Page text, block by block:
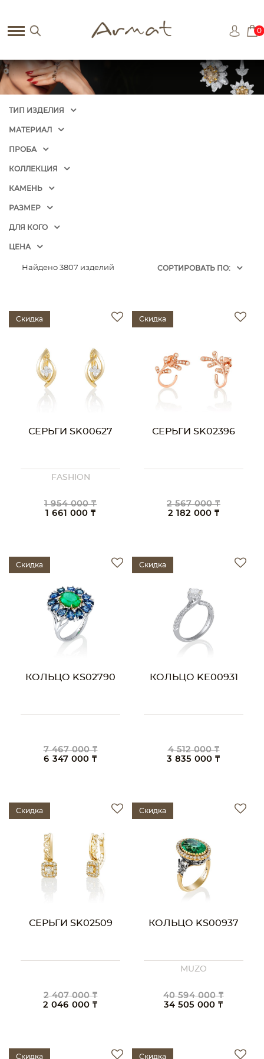
0
ТИП ИЗДЕЛИЯ
МАТЕРИАЛ
ПРОБА
КОЛЛЕКЦИЯ
КАМЕНЬ
РАЗМЕР
ДЛЯ КОГО
ЦЕНА
Найдено 3807 изделий CОРТИРОВАТЬ ПО:
Скидка
СЕРЬГИ SK00627
FASHION
1 954 000 ₸
1 661 000 ₸
Скидка
СЕРЬГИ SK02396
2 567 000 ₸
2 182 000 ₸
Скидка
КОЛЬЦО KS02790
7 467 000 ₸
6 347 000 ₸
Скидка
КОЛЬЦО KE00931
4 512 000 ₸
3 835 000 ₸
Скидка
СЕРЬГИ SK02509
2 407 000 ₸
2 046 000 ₸
Скидка
КОЛЬЦО KS00937
MUZO
40 594 000 ₸
34 505 000 ₸
Скидка Скидка